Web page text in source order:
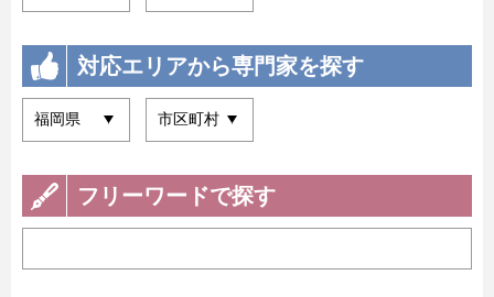
対応エリアから専門家を探す
フリーワードで探す